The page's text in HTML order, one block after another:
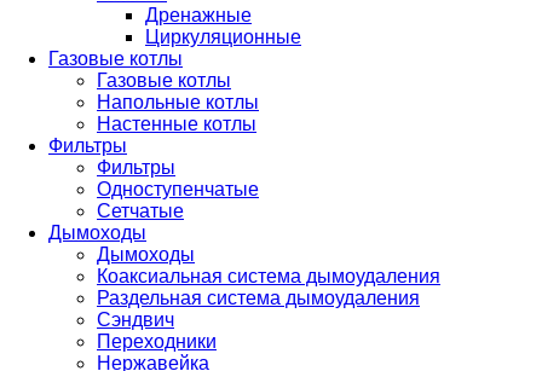
Дренажные
Циркуляционные
Газовые котлы
Газовые котлы
Напольные котлы
Настенные котлы
Фильтры
Фильтры
Одноступенчатые
Сетчатые
Дымоходы
Дымоходы
Коаксиальная система дымоудаления
Раздельная система дымоудаления
Сэндвич
Переходники
Нержавейка